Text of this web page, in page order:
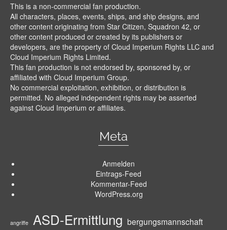
This is a non-commercial fan production.
All characters, places, events, ships, and ship designs, and
other content originating from Star Citizen, Squadron 42, or
other content produced or created by its publishers or
developers, are the property of Cloud Imperium Rights LLC and
Cloud Imperium Rights Limited.
This fan production is not endorsed by, sponsored by, or
affiliated with Cloud Imperium Group.
No commercial exploitation, exhibition, or distribution is
permitted. No alleged independent rights may be asserted
against Cloud Imperium or affiliates.
Meta
Anmelden
Eintrags-Feed
Kommentar-Feed
WordPress.org
angriffe ASD-Ermittlung bergungsmannschaft